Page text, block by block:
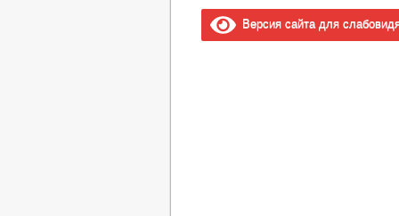
Версия сайта для